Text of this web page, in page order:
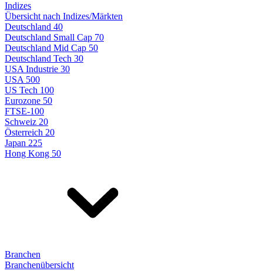
Indizes
Übersicht nach Indizes/Märkten
Deutschland 40
Deutschland Small Cap 70
Deutschland Mid Cap 50
Deutschland Tech 30
USA Industrie 30
USA 500
US Tech 100
Eurozone 50
FTSE-100
Schweiz 20
Österreich 20
Japan 225
Hong Kong 50
Branchen
Branchenübersicht